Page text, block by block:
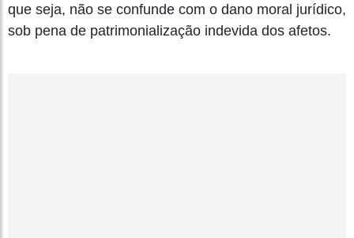
que seja, não se confunde com o dano moral jurídico,
sob pena de patrimonialização indevida dos afetos.